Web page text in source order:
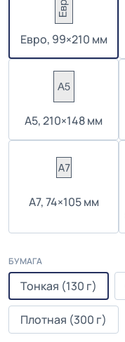
Евро, 99×210 мм
А5, 210×148 мм
А7, 74×105 мм
БУМАГА
Тонкая (130 г)
Плотная (300 г)